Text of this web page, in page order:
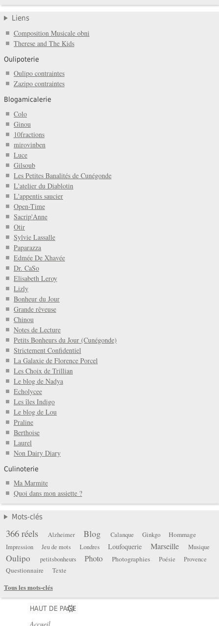
Liens
Composition Musicale obni
Therese and The Kids
Oulipoterie
Oulipo contraintes
Zazipo contraintes
Blogamicalerie
Colo
Ginou
10fractions
mirovinben
Luce
Gilsoub
Les Petites Banalités de Cunégonde
L'atelier du Diablotin
L'appentis saucier
Open-Time
Sacrip'Anne
Otir
Sylvie Lassalle
Paparazza
Edmée De Xhavée
Dr. CaSo
Elisabeth Leroy
Lizly
Bonheur du Jour
Grande rêveuse
Chinou
Notes de Lecture
Petits Bonheurs du Jour (Cunégonde)
Strictement Confidentiel
La Galaxie de Florence Porcel
Les Choix de Trillian
Le blog de Nadya
Echolycee
Les îles Indigo
Le blog de Lou
Praline
Berthoise
Laurel
Non Dairy Diary
Culinoterie
Ma Marmite
Quoi dans mon assiette ?
Mots-clés
366 réels Alzheimer Blog Calanque Ginkgo Hommage
Impression Jeu de mots Londres Loufoquerie Marseille Musique
Oulipo petitsbonheurs Photo Photographies Poésie Provence
Questionnaire Texte
Tous les mots-clés
HAUT DE PAGE
Accueil